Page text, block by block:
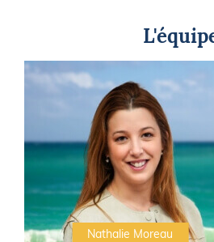
Nathalie Moreau